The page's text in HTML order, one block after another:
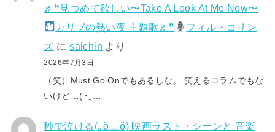
♬❝見つめて欲しい〜Take A Look At Me Now〜
カリブの熱い夜 主題歌♬❞
フィル・コリン
ズ にsaichin より
2026年7月3日
（笑）Must Go Onでもあるしな。 笑えるコラムでもな
いけど…(⁠◔⁠‿⁠…
秒で泣ける(⁠｡⁠ŏ⁠﹏⁠ŏ⁠) 映画ラスト・シーンと 音楽